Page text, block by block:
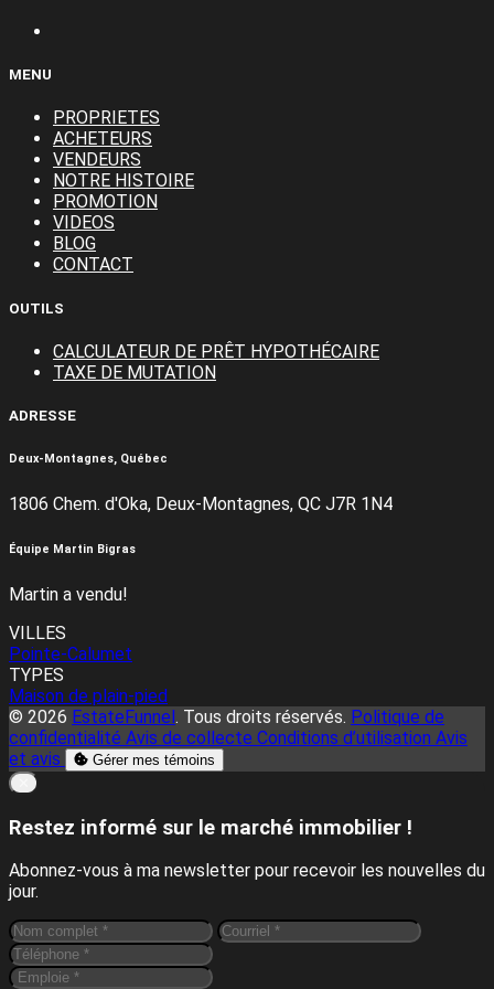
MENU
PROPRIETES
ACHETEURS
VENDEURS
NOTRE HISTOIRE
PROMOTION
VIDEOS
BLOG
CONTACT
OUTILS
CALCULATEUR DE PRÊT HYPOTHÉCAIRE
TAXE DE MUTATION
ADRESSE
Deux-Montagnes, Québec
1806 Chem. d'Oka, Deux-Montagnes, QC J7R 1N4
Équipe Martin Bigras
Martin a vendu!
VILLES
Pointe-Calumet
TYPES
Maison de plain-pied
© 2026 EstateFunnel. Tous droits réservés. Politique de
confidentialité Avis de collecte Conditions d’utilisation Avis
et avis
Gérer mes témoins
Close
Restez informé sur le marché immobilier !
Abonnez-vous à ma newsletter pour recevoir les nouvelles du
jour.